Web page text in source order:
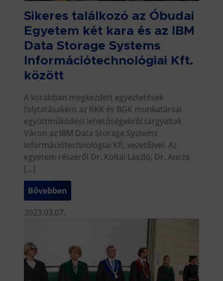
Sikeres találkozó az Óbudai
Egyetem két kara és az IBM
Data Storage Systems
Információtechnológiai Kft.
között
A korábban megkezdett egyeztetések
folytatásaként az RKK és BGK munkatársai
együttműködési lehetőségekről tárgyaltak
Vácon az IBM Data Storage Systems
Információtechnológiai Kft. vezetőivel. Az
egyetem részéről Dr. Koltai László, Dr. Ancza
[…]
Bővebben
2023.03.07.